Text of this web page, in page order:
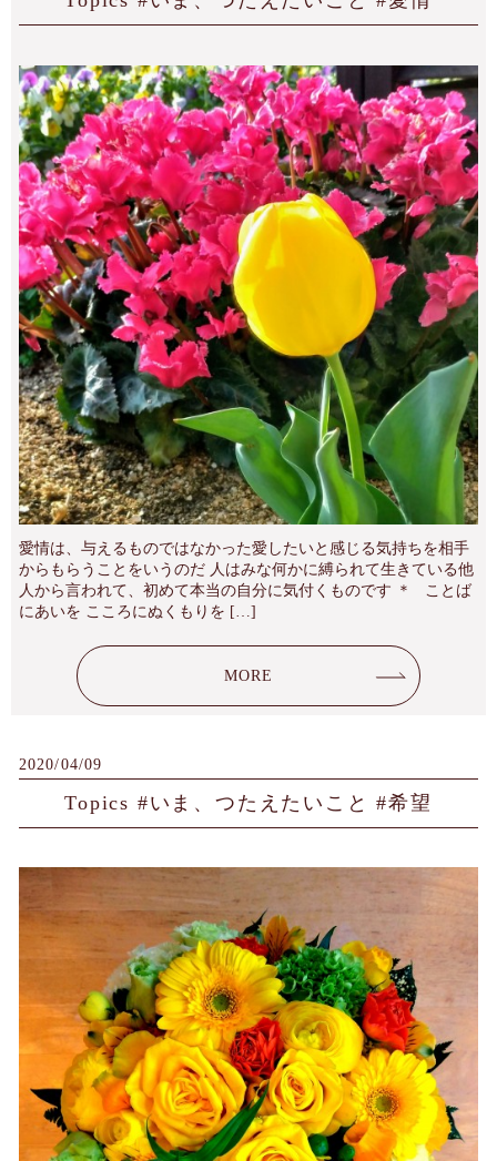
愛情は、与えるものではなかった愛したいと感じる気持ちを相手
からもらうことをいうのだ 人はみな何かに縛られて生きている他
人から言われて、初めて本当の自分に気付くものです ＊ ことば
にあいを こころにぬくもりを […]
MORE
2020/04/09
Topics #いま、つたえたいこと #希望